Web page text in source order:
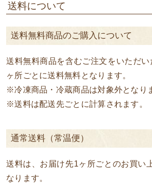
送料について
送料無料商品のご購入について
送料無料商品を含むご注文をいただ
ヶ所ごとに送料無料となります。
※冷凍商品・冷蔵商品は対象外となり
※送料は配送先ごとに計算されます。
通常送料（常温便）
送料は、お届け先1ヶ所ごとのお買い
なります。